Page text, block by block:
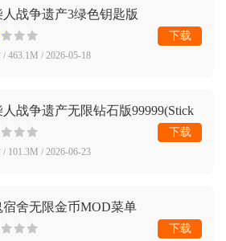
人战争遗产3绿色钥匙版
463.1M / 2026-05-18
下载
人战争遗产无限钻石版99999(Stick
101.3M / 2026-06-23
下载
宿舍无限金币MOD菜单
下载